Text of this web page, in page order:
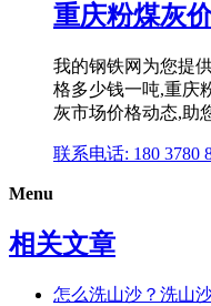
重庆粉煤灰
我的钢铁网为您提
格多少钱一吨,重庆
灰市场价格动态,助
联系电话: 180 3780
Menu
相关文章
怎么洗山沙？洗山